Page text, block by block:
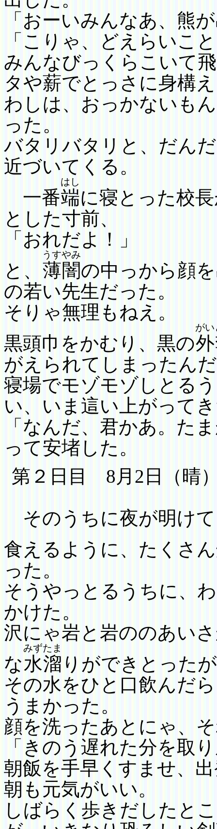
「おーいみんなあ、熊
「こりゃ、どえらいこ
みんなびっくらこいて
タや薪でとっさに身構え
わしは、おっかないも
った。
バタリバタリと、だん
近づいてくる。
一番端
はし
に寝とった校
とした寸前、
「おれだよ！」
と、 薄闇
うすやみ
の中っから顔
の若い先生だった。
そりゃ無理もねえ。
黒頭巾をかむり、黒の
がい
がえ られてしまったん
寝場でモゾモゾしとる
い、いま這い上がってき
「なんだ、君かあ。た
って安堵した。
第２日目 8月2日（晴
そのうちに夜が明け
食えるように、たくさ ん
った。
そうやっとるうちに、
かけた。
沢にゃ岩と岩ののあい
な水溜
みずたま
りができとった
その水をひと口飲んだ
うまかった。
顔を洗ったあとにゃ、
「きのう遅れた分を取
朝飯を手早くすませ、
朝も元気がいい。
しばらく歩きだしたと